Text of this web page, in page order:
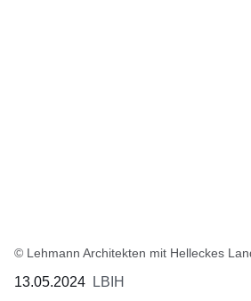
© Lehmann Architekten mit Helleckes
13.05.2024 LBIH